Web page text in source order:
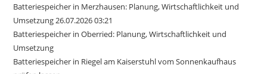
Batteriespeicher in Merzhausen: Planung, Wirtschaftlichkeit und
Umsetzung 26.07.2026 03:21
Batteriespeicher in Oberried: Planung, Wirtschaftlichkeit und
Umsetzung
Batteriespeicher in Riegel am Kaiserstuhl vom Sonnenkaufhaus